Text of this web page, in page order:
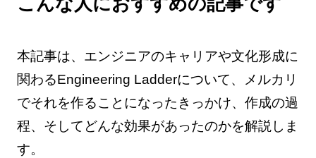
本記事は、エンジニアのキャリアや文化形成に
関わるEngineering Ladderについて、メルカリ
でそれを作ることになったきっかけ、作成の過
程、そしてどんな効果があったのかを解説しま
す。